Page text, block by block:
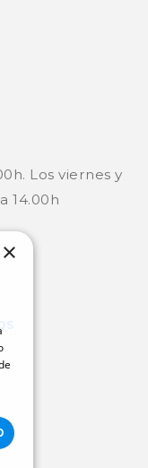
Los viernes y
14.00h
×